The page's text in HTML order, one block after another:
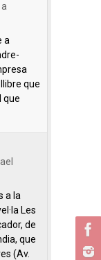
a
que
que
a la
Les
de
que
(Av.